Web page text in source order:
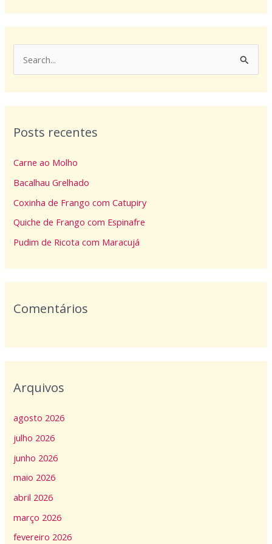
u
s
a
r
p
o
Posts recentes
Carne ao Molho
Bacalhau Grelhado
Coxinha de Frango com Catupiry
Quiche de Frango com Espinafre
Pudim de Ricota com Maracujá
Comentários
Arquivos
agosto 2026
julho 2026
junho 2026
maio 2026
abril 2026
março 2026
fevereiro 2026